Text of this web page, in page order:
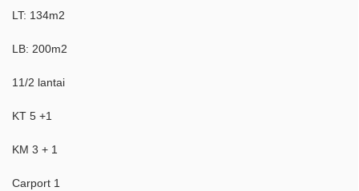
LT: 134m2
LB: 200m2
11/2 lantai
KT 5 +1
KM 3 + 1
Carport 1